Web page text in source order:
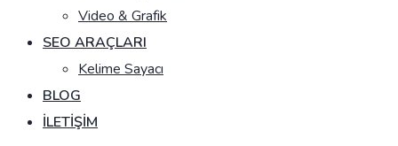
Video & Grafik
SEO ARAÇLARI
Kelime Sayacı
BLOG
İLETIŞIM